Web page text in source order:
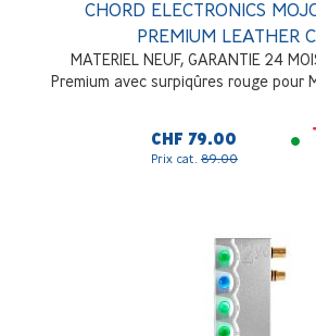
CHORD ELECTRONICS
PREMIUM LEATHER
MATERIEL NEUF, GARANTIE 24
Premium avec surpiqûres rouge pour
CHF 79.00
Prix cat. 89.00